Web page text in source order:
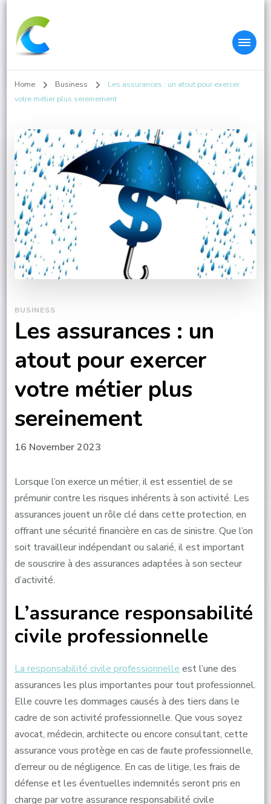
Colleys.fr
Home Business
Les assurances : un atout pour exercer
votre métier plus sereinement
BUSINESS
Les assurances : un
atout pour exercer
votre métier plus
sereinement
16 November 2023
Lorsque l’on exerce un métier, il est essentiel de se
prémunir contre les risques inhérents à son activité. Les
assurances jouent un rôle clé dans cette protection, en
offrant une sécurité financière en cas de sinistre. Que l’on
soit travailleur indépendant ou salarié, il est important
de souscrire à des assurances adaptées à son secteur
d’activité.
L’assurance responsabilité
civile professionnelle
La responsabilité civile professionnelle est l’une des
assurances les plus importantes pour tout professionnel.
Elle couvre les dommages causés à des tiers dans le
cadre de son activité professionnelle. Que vous soyez
avocat, médecin, architecte ou encore consultant, cette
assurance vous protège en cas de faute professionnelle,
d’erreur ou de négligence. En cas de litige, les frais de
défense et les éventuelles indemnités seront pris en
charge par votre assurance responsabilité civile